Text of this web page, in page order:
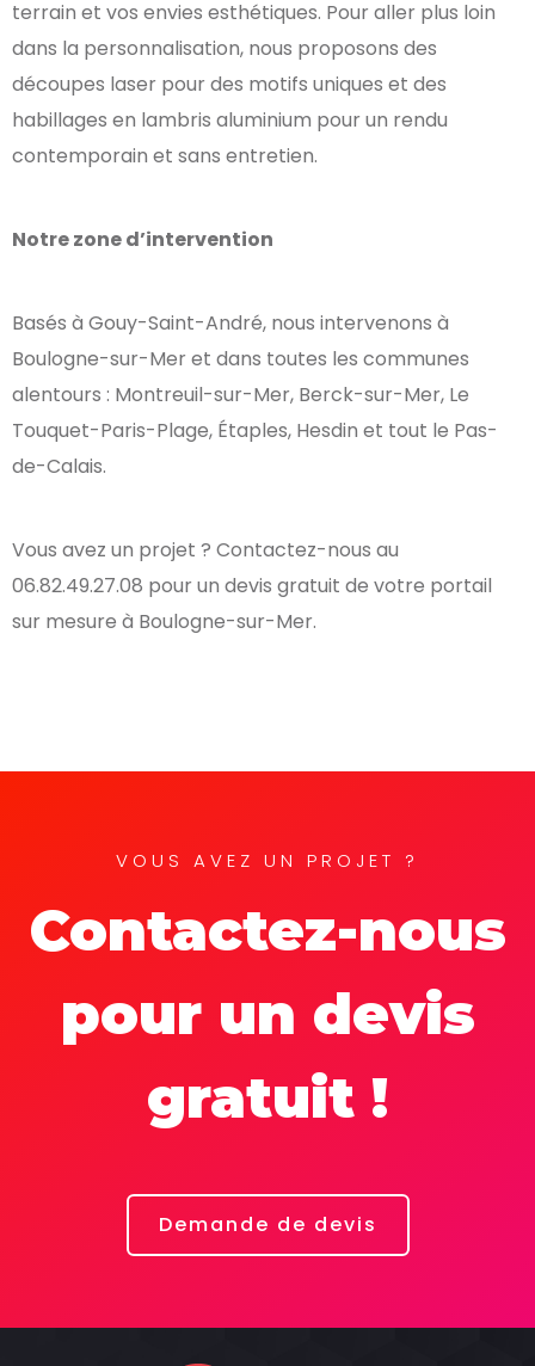
terrain et vos envies esthétiques. Pour aller plus loin
dans la personnalisation, nous proposons des
découpes laser pour des motifs uniques et des
habillages en lambris aluminium pour un rendu
contemporain et sans entretien.
Notre zone d’intervention
Basés à Gouy-Saint-André, nous intervenons à
Boulogne-sur-Mer et dans toutes les communes
alentours : Montreuil-sur-Mer, Berck-sur-Mer, Le
Touquet-Paris-Plage, Étaples, Hesdin et tout le Pas-
de-Calais.
Vous avez un projet ? Contactez-nous au
06.82.49.27.08 pour un devis gratuit de votre portail
sur mesure à Boulogne-sur-Mer.
VOUS AVEZ UN PROJET ?
Contactez-nous
pour un devis
gratuit !
Demande de devis